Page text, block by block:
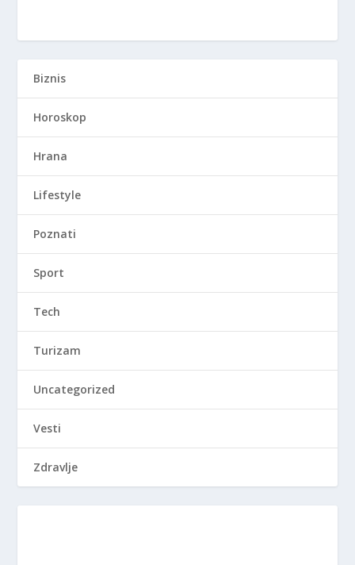
Biznis
Horoskop
Hrana
Lifestyle
Poznati
Sport
Tech
Turizam
Uncategorized
Vesti
Zdravlje